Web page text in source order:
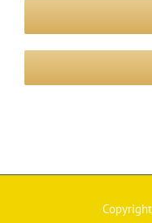
Copyright